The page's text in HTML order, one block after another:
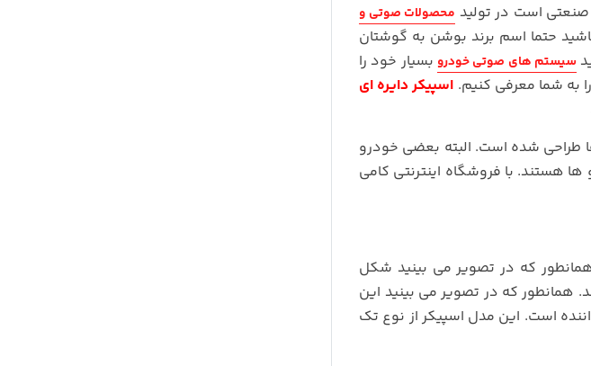
است در تولید محصولات صوتی و
حتما اسم برند بوشن به گوشتان
سیستم های صوتی خودروبسیار خود را
به شما معرفی کنیم. اسپیکر دایره ای
طراحی شده است. البته بعضی خودرو
هستند. با فروشگاه اینترنتی کامی
که در تصویر می بینید شکل
که در تصویر می بینید این
است. این مدل اسپیکر از نوع تک